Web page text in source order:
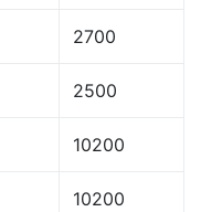
2700
2500
10200
10200